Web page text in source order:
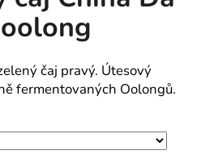
čaj pravý. Útesový
fermentovaných Oolongů.